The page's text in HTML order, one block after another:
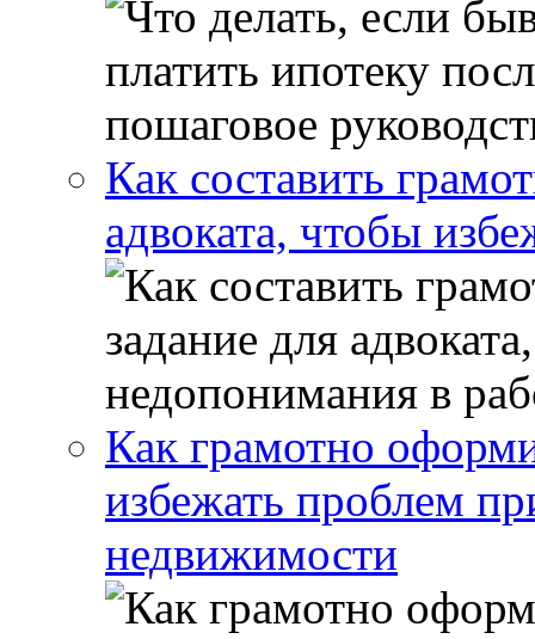
Как составить
адвоката, чтобы
Как грамотно
избежать проблем
недвижимости